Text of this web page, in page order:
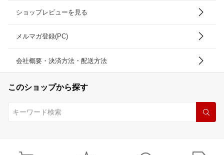
ショップレビューを見る
メルマガ登録(PC)
会社概要・決済方法・配送方法
このショップから探す